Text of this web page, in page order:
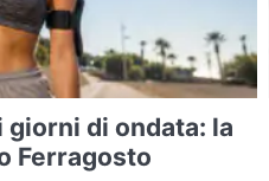
di ondata: la
Ferragosto